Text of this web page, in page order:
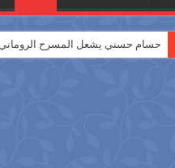
حسام حسني يشعل المسرح الروماني